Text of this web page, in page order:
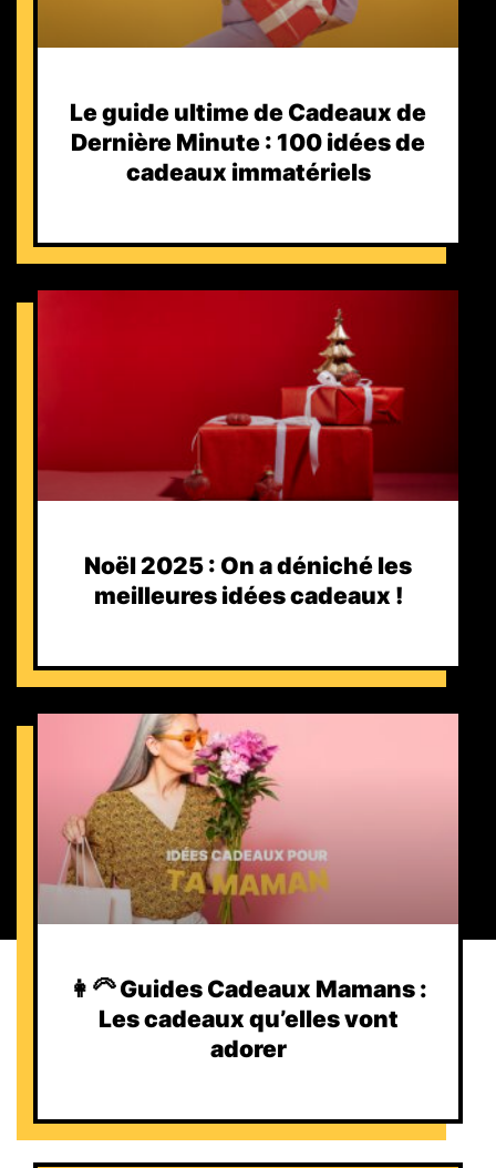
Le guide ultime de Cadeaux de
Dernière Minute : 100 idées de
cadeaux immatériels
Noël 2025 : On a déniché les
meilleures idées cadeaux !
👩‍🦳 Guides Cadeaux Mamans :
Les cadeaux qu’elles vont
adorer